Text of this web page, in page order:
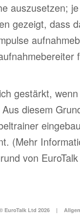
auszusetzen;
gezeigt, dass
gestärkt,
diesem
(Mehr
von
EuroTalk Ltd 2026 |